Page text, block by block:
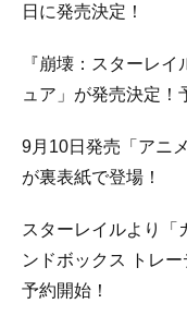
日に発売決定！
『崩壊：スターレ
ュア」が発売決定！
9月10日発売「アニ
が裏表紙で登場！
スターレイルより「
ンドボックス トレ
予約開始！